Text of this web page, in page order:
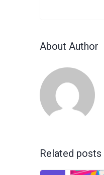
About Author
Related posts